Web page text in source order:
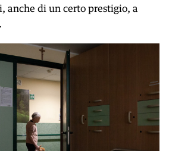
anche di un certo prestigio, a